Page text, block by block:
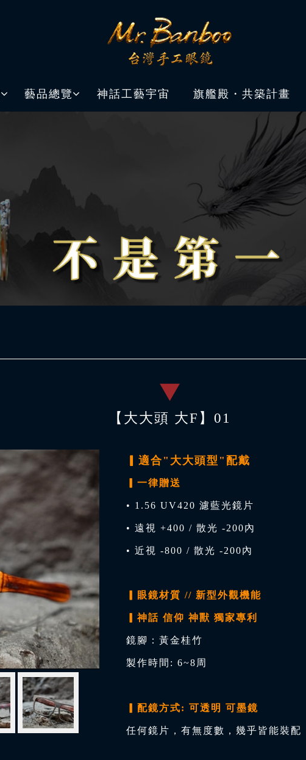
藝品總覽 神話工藝宇宙 旗艦殿・共築計畫
【大大頭 大F】01
▎適合"大大頭型"配戴
▎一律贈送
• 1.56 UV420 濾藍光鏡片
• 遠視 +400 / 散光 -200內
• 近視 -800 / 散光 -200內
▎眼鏡材質 // 新型外觀機能
▎神話 信仰 神獸 獨家專利
鏡腳：黃金桂竹
製作時間: 6~8周
▎配鏡方式: 可透明 可墨鏡
任何鏡片，有無度數，幾乎皆能裝